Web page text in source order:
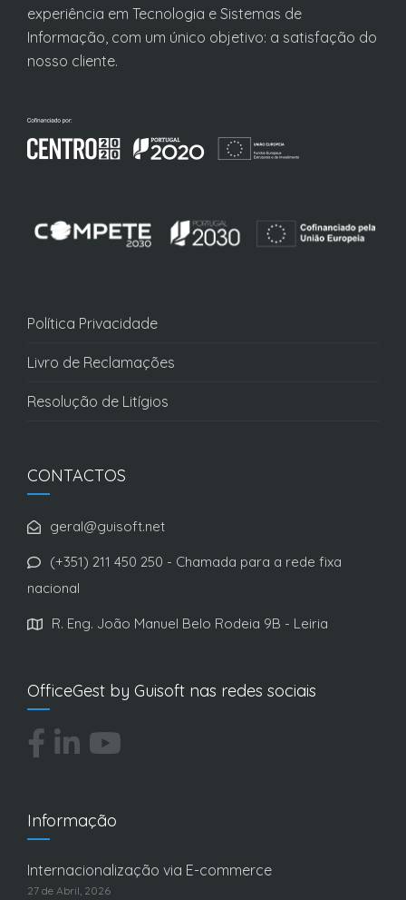
experiência em Tecnologia e Sistemas de
Informação, com um único objetivo: a satisfação do
nosso cliente.
Política Privacidade
Livro de Reclamações
Resolução de Litígios
CONTACTOS
geral@guisoft.net
(+351) 211 450 250 - Chamada para a rede fixa
nacional
R. Eng. João Manuel Belo Rodeia 9B - Leiria
OfficeGest by Guisoft nas redes sociais
Informação
Internacionalização via E-commerce
27 de Abril, 2026